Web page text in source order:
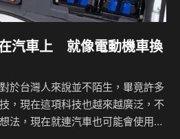
汽車上 就像電動機車換
於台灣人來說並不陌生，畢竟許多
，現在這項科技也越來越廣泛，不
法，現在就連汽車也可能會使用這